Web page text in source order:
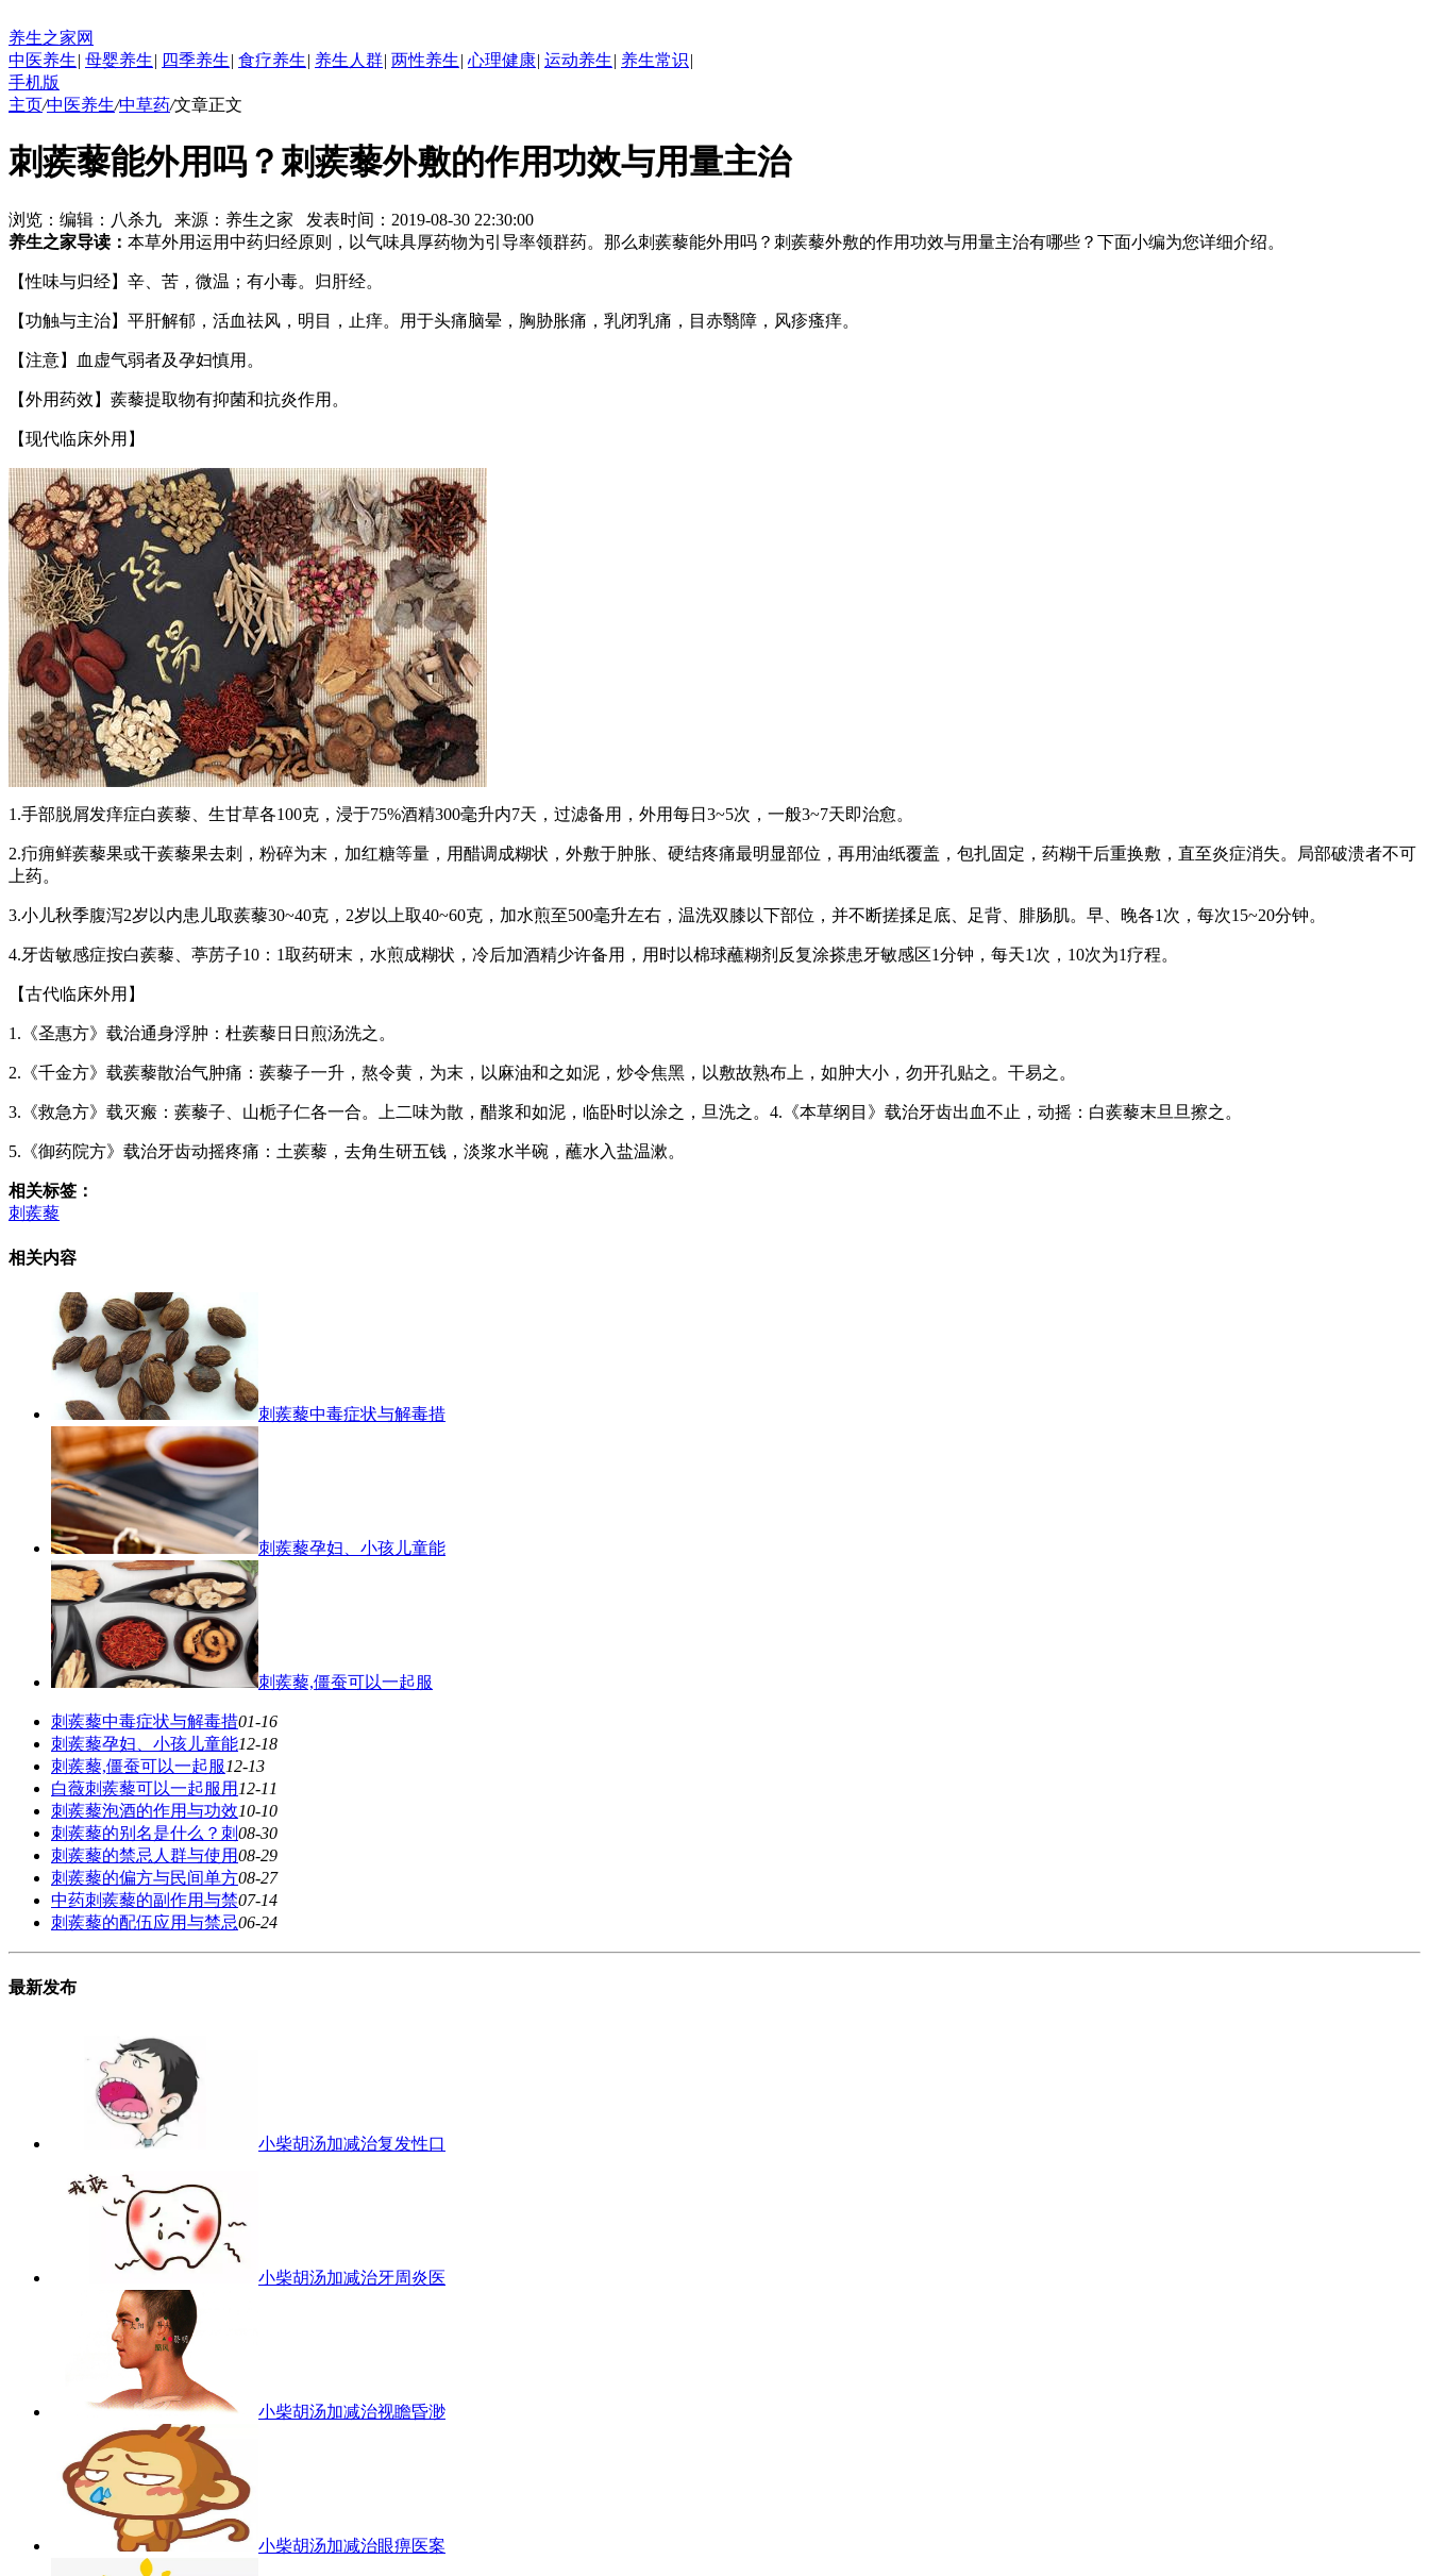
养生之家网
中医养生| 母婴养生| 四季养生| 食疗养生| 养生人群| 两性养生| 心理健康| 运动养生| 养生常识|
手机版
主页/中医养生/中草药/文章正文
刺蒺藜能外用吗？刺蒺藜外敷的作用功效与用量主治
浏览： 编辑： 八杀九 来源： 养生之家 发表时间：2019-08-30 22:30:00
养生之家导读： 本草外用运用中药归经原则，以气味具厚药物为引导率领群药。那么刺蒺藜能外用吗？刺蒺藜外敷的作用功效与用量主治有哪些？下面小编为您详细介绍。
【性味与归经】辛、苦，微温；有小毒。归肝经。
【功触与主治】平肝解郁，活血祛风，明目，止痒。用于头痛脑晕，胸胁胀痛，乳闭乳痛，目赤翳障，风疹瘙痒。
【注意】血虚气弱者及孕妇慎用。
【外用药效】蒺藜提取物有抑菌和抗炎作用。
【现代临床外用】
1.手部脱屑发痒症白蒺藜、生甘草各100克，浸于75%酒精300毫升内7天，过滤备用，外用每日3~5次，一般3~7天即治愈。
2.疖痈鲜蒺藜果或干蒺藜果去刺，粉碎为末，加红糖等量，用醋调成糊状，外敷于肿胀、硬结疼痛最明显部位，再用油纸覆盖，包扎固定，药糊干后重换敷，直至炎症消失。局部破溃者不可
上药。
3.小儿秋季腹泻2岁以内患儿取蒺藜30~40克，2岁以上取40~60克，加水煎至500毫升左右，温洗双膝以下部位，并不断搓揉足底、足背、腓肠肌。早、晚各1次，每次15~20分钟。
4.牙齿敏感症按白蒺藜、葶苈子10：1取药研末，水煎成糊状，冷后加酒精少许备用，用时以棉球蘸糊剂反复涂搽患牙敏感区1分钟，每天1次，10次为1疗程。
【古代临床外用】
1.《圣惠方》载治通身浮肿：杜蒺藜日日煎汤洗之。
2.《千金方》载蒺藜散治气肿痛：蒺藜子一升，熬令黄，为末，以麻油和之如泥，炒令焦黑，以敷故熟布上，如肿大小，勿开孔贴之。干易之。
3.《救急方》载灭瘢：蒺藜子、山栀子仁各一合。上二味为散，醋浆和如泥，临卧时以涂之，旦洗之。4.《本草纲目》载治牙齿出血不止，动摇：白蒺藜末旦旦擦之。
5.《御药院方》载治牙齿动摇疼痛：土蒺藜，去角生研五钱，淡浆水半碗，蘸水入盐温漱。
相关标签：
刺蒺藜
相关内容
刺蒺藜中毒症状与解毒措
刺蒺藜孕妇、小孩儿童能
刺蒺藜,僵蚕可以一起服
刺蒺藜中毒症状与解毒措01-16
刺蒺藜孕妇、小孩儿童能12-18
刺蒺藜,僵蚕可以一起服12-13
白薇刺蒺藜可以一起服用12-11
刺蒺藜泡酒的作用与功效10-10
刺蒺藜的别名是什么？刺08-30
刺蒺藜的禁忌人群与使用08-29
刺蒺藜的偏方与民间单方08-27
中药刺蒺藜的副作用与禁07-14
刺蒺藜的配伍应用与禁忌06-24
最新发布
小柴胡汤加减治复发性口
小柴胡汤加减治牙周炎医
小柴胡汤加减治视瞻昏渺
小柴胡汤加减治眼痹医案